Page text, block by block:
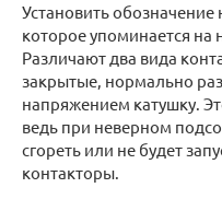
Установить
которое упоминается на
Различают два вида
закрытые, нормально
напряжением катушку.
ведь при неверном
сгореть или не будет
контакторы.